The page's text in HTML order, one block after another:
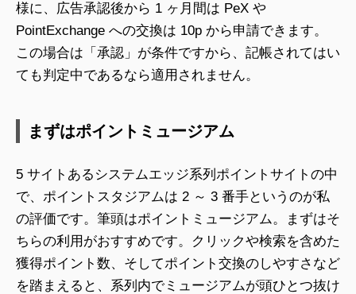
様に、広告承認後から 1 ヶ月間は PeX や
PointExchange への交換は 10p から申請できます。
この場合は「承認」が条件ですから、記帳されてはい
ても判定中であるなら適用されません。
まずはポイントミュージアム
5 サイトあるシステムエッジ系列ポイントサイトの中
で、ポイントスタジアムは 2 ～ 3 番手というのが私
の評価です。筆頭はポイントミュージアム。まずはそ
ちらの利用がおすすめです。クリックや検索を含めた
獲得ポイント数、そしてポイント交換のしやすさなど
を踏まえると、系列内でミュージアムが頭ひとつ抜け